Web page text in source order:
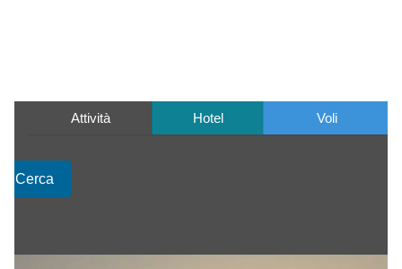
Attività Hotel Voli
Cerca